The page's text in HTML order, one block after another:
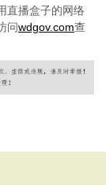
直播盒子的网络
问wdgov.com查